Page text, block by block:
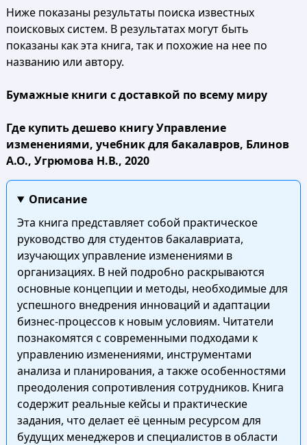
Ниже показаны результаты поиска известных
поисковых систем. В результатах могут быть
показаны как эта книга, так и похожие на нее по
названию или автору.
Бумажные книги с доставкой по всему миру
Где купить дешево книгу Управление
изменениями, учебник для бакалавров, Блинов
А.О., Угрюмова Н.В., 2020
Описание
Эта книга представляет собой практическое
руководство для студентов бакалавриата,
изучающих управление изменениями в
организациях. В ней подробно раскрываются
основные концепции и методы, необходимые для
успешного внедрения инноваций и адаптации
бизнес-процессов к новым условиям. Читатели
познакомятся с современными подходами к
управлению изменениями, инструментами
анализа и планирования, а также особенностями
преодоления сопротивления сотрудников. Книга
содержит реальные кейсы и практические
задания, что делает её ценным ресурсом для
будущих менеджеров и специалистов в области